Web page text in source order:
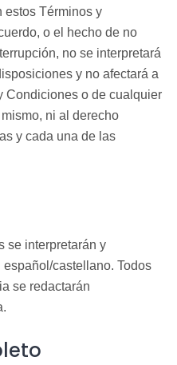
estos Términos y
o el hecho de no
no se interpretará
y no afectará a
Condiciones o de cualquier
ni al derecho
y cada una de las
se interpretarán y
castellano. Todos
se redactarán